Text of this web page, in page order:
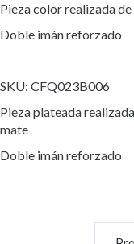
Pieza color realizada
Doble imán reforzado
SKU: CFQ023B006
Pieza plateada
mate
Doble imán reforzado